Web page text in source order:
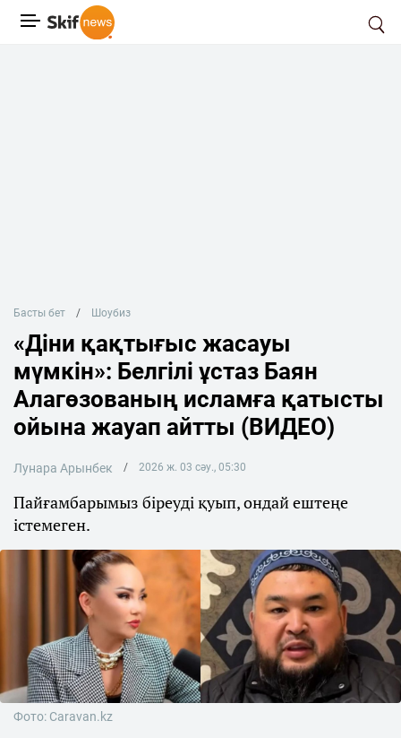
Басты бет Шоубиз
«Діни қақтығыс жасауы
мүмкін»: Белгілі ұстаз Баян
Алагөзованың исламға қатысты
ойына жауап айтты (ВИДЕО)
Лунара Арынбек 2026 ж. 03 сәу., 05:30
Пайғамбарымыз біреуді қуып, ондай ештеңе
істемеген.
Фото: Caravan.kz